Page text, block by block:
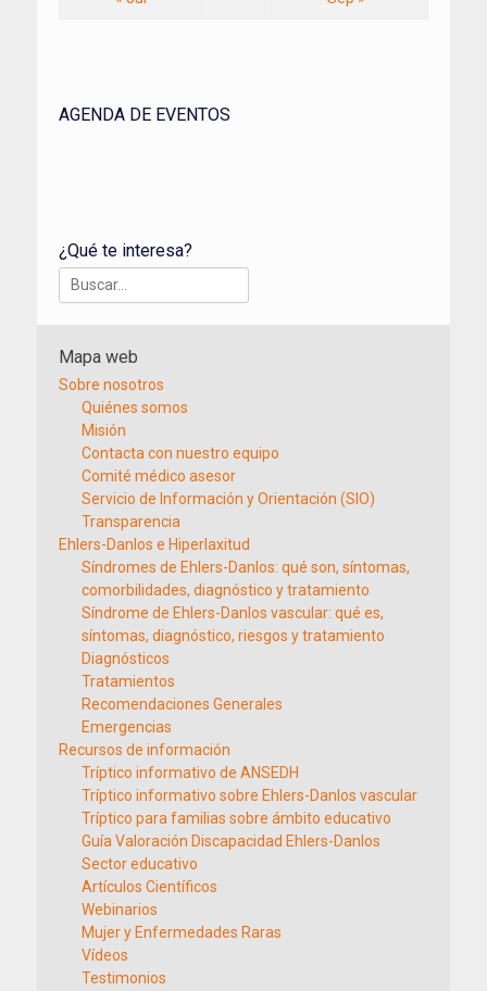
AGENDA DE EVENTOS
¿Qué te interesa?
Buscar:
Mapa web
Sobre nosotros
Quiénes somos
Misión
Contacta con nuestro equipo
Comité médico asesor
Servicio de Información y Orientación (SIO)
Transparencia
Ehlers-Danlos e Hiperlaxitud
Síndromes de Ehlers-Danlos: qué son, síntomas,
comorbilidades, diagnóstico y tratamiento
Síndrome de Ehlers-Danlos vascular: qué es,
síntomas, diagnóstico, riesgos y tratamiento
Diagnósticos
Tratamientos
Recomendaciones Generales
Emergencias
Recursos de información
Tríptico informativo de ANSEDH
Tríptico informativo sobre Ehlers-Danlos vascular
Tríptico para familias sobre ámbito educativo
Guía Valoración Discapacidad Ehlers-Danlos
Sector educativo
Artículos Científicos
Webinarios
Mujer y Enfermedades Raras
Vídeos
Testimonios